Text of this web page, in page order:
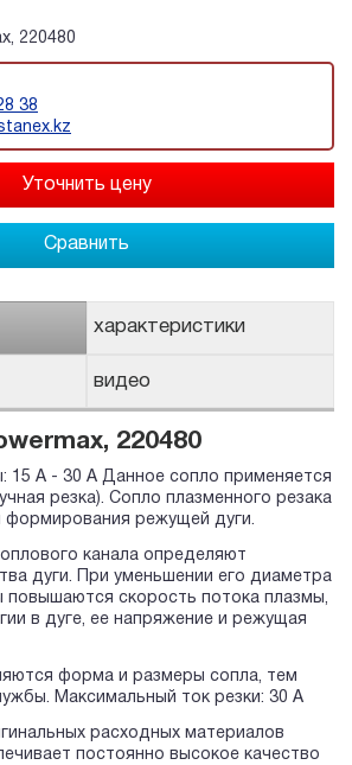
220480
38
Сравнить
характеристики
видео
220480
15 A - 30 A Данное сопло применяется
резка). Сопло плазменного резака
формирования режущей дуги.
канала определяют
дуги. При уменьшении его диаметра
повышаются скорость потока плазмы,
в дуге, ее напряжение и режущая
форма и размеры сопла, тем
Максимальный ток резки: 30 А
расходных материалов
постоянно высокое качество